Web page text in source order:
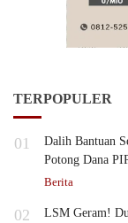
TERPOPULER
01
Dalih Bantuan
Potong Dana
Berita
02
LSM Geram!